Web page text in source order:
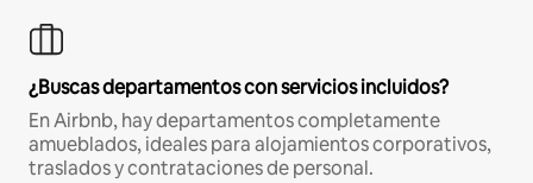
¿Buscas departamentos con servicios incluidos?
En Airbnb, hay departamentos completamente
amueblados, ideales para alojamientos corporativos,
traslados y contrataciones de personal.